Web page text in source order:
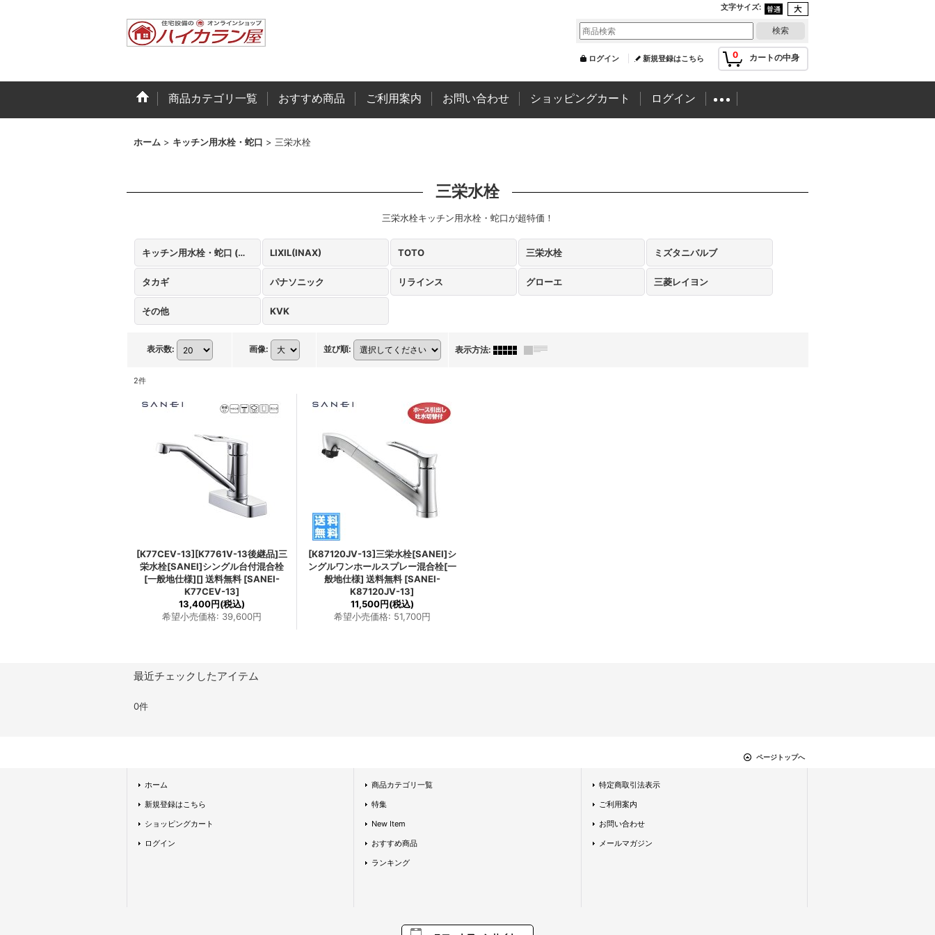
文字サイズ:
0 カートの中身
ログイン 新規登録はこちら
商品カテゴリ一覧 おすすめ商品 ご利用案内 お問い合わせ ショッピングカート ログイン
ホーム > キッチン用水栓・蛇口 > 三栄水栓
三栄水栓
三栄水栓キッチン用水栓・蛇口が超特価！
キッチン用水栓・蛇口 (全商品) LIXIL(INAX) TOTO 三栄水栓 ミズタニバルブ
タカギ パナソニック リラインス グローエ 三菱レイヨン
その他 KVK
表示数: 画像: 並び順: 表示方法:
2件
[K77CEV-13][K7761V-13後継品]三
栄水栓[SANEI]シングル台付混合栓
[一般地仕様][] 送料無料 [SANEI-
K77CEV-13]
13,400円(税込)
希望小売価格: 39,600円
[K87120JV-13]三栄水栓[SANEI]シ
ングルワンホールスプレー混合栓[一
般地仕様] 送料無料 [SANEI-
K87120JV-13]
11,500円(税込)
希望小売価格: 51,700円
最近チェックしたアイテム
0件
ページトップへ
ホーム
新規登録はこちら
ショッピングカート
ログイン
商品カテゴリ一覧
特集
New Item
おすすめ商品
ランキング
特定商取引法表示
ご利用案内
お問い合わせ
メールマガジン